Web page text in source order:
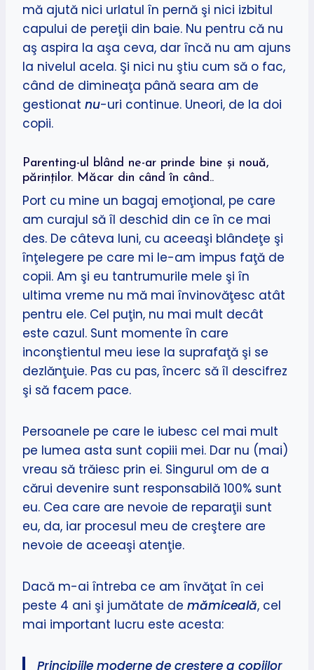
mă ajută nici urlatul în pernă şi nici izbitul
capului de pereţii din baie. Nu pentru că nu
aş aspira la aşa ceva, dar încă nu am ajuns
la nivelul acela. Şi nici nu ştiu cum să o fac,
când de dimineaţa până seara am de
gestionat nu-uri continue. Uneori, de la doi
copii.
Parenting-ul blând ne-ar prinde bine şi nouă,
părinţilor. Măcar din când în când..
Port cu mine un bagaj emoţional, pe care
am curajul să îl deschid din ce în ce mai
des. De câteva luni, cu aceeaşi blândeţe şi
înţelegere pe care mi le-am impus faţă de
copii. Am şi eu tantrumurile mele şi în
ultima vreme nu mă mai învinovăţesc atât
pentru ele. Cel puţin, nu mai mult decât
este cazul. Sunt momente în care
inconştientul meu iese la suprafaţă şi se
dezlănţuie. Pas cu pas, încerc să îl descifrez
şi să facem pace.
Persoanele pe care le iubesc cel mai mult
pe lumea asta sunt copiii mei. Dar nu (mai)
vreau să trăiesc prin ei. Singurul om de a
cărui devenire sunt responsabilă 100% sunt
eu. Cea care are nevoie de reparaţii sunt
eu, da, iar procesul meu de creştere are
nevoie de aceeaşi atenţie.
Dacă m-ai întreba ce am învăţat în cei
peste 4 ani şi jumătate de mămiceală, cel
mai important lucru este acesta:
Principiile moderne de creştere a copiilor